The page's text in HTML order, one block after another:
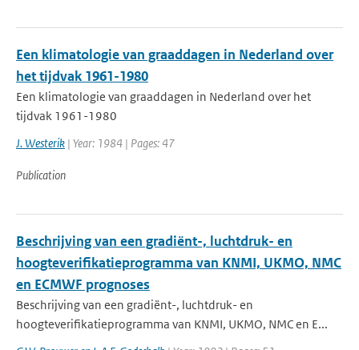
Een klimatologie van graaddagen in Nederland over
het tijdvak 1961-1980
Een klimatologie van graaddagen in Nederland over het
tijdvak 1961-1980
J. Westerik | Year: 1984 | Pages: 47
Publication
Beschrijving van een gradiënt-, luchtdruk- en
hoogteverifikatieprogramma van KNMI, UKMO, NMC
en ECMWF prognoses
Beschrijving van een gradiënt-, luchtdruk- en
hoogteverifikatieprogramma van KNMI, UKMO, NMC en E...